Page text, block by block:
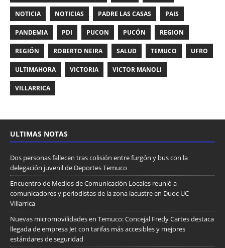
NOTICIA NOTICIAS PADRE LAS CASAS PAIS
PANDEMIA PDI PUCON PUCÓN REGION
REGIÓN ROBERTO NEIRA SALUD TEMUCO UFRO
ULTIMAHORA VICTORIA VICTOR MANOLI
VILLARRICA
ULTIMAS NOTAS
Dos personas fallecen tras colisión entre furgón y bus con la
delegación juvenil de Deportes Temuco
Encuentro de Medios de Comunicación Locales reunió a
comunicadores y periodistas de la zona lacustre en Duoc UC
Villarrica
Nuevas micromovilidades en Temuco: Concejal Fredy Cartes destaca
llegada de empresa Jet con tarifas más accesibles y mejores
estándares de seguridad